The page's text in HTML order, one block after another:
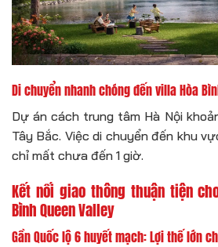
Di chuyển nhanh chóng đếnvilla Hòa
Dự án cách trung tâm Hà Nội
Tây Bắc. Việc di chuyển đến khu
chỉ mất chưa đến 1 giờ.
Kết nối giao thông thuận tiện
Bình Queen Valley
Gần Quốc lộ 6 huyết mạch: Lợi thế lớn